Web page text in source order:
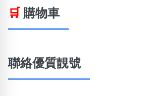
🛒 購物車
聯絡優質靚號